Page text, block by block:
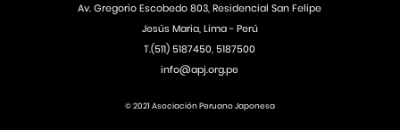
Av. Gregorio Escobedo 803, Residencial San Felipe
Jesús Maria, Lima - Perú
T.(511) 5187450, 5187500
info@apj.org.pe
© 2021 Asociación Peruano Japonesa